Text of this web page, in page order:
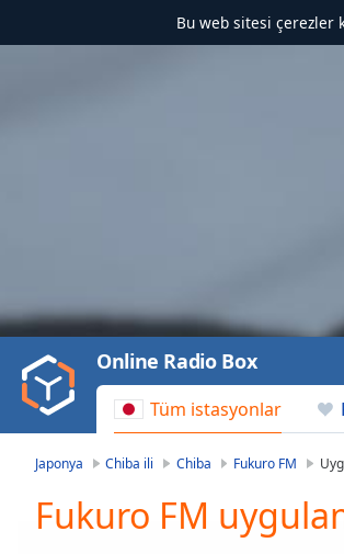
Bu web sitesi çerezler
Play
Video
Play
Backward
Skip
Mute
Current
Time0:00
Tüm istasyonlar
Online Radio Box
Japonya Chiba ili Chiba Fukuro FM
Fukuro FM